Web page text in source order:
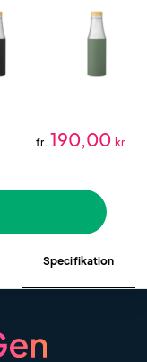
fr. 190,00 kr
Specifikation